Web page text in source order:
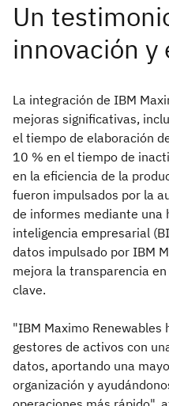
La integración de IBM
mejoras significativas,
el tiempo de elaboración
10 % en el tiempo de
en la eficiencia de la
fueron impulsados por la
de informes mediante una
inteligencia empresarial
datos impulsado por IBM
mejora la transparencia
clave.
"IBM Maximo Renewables
gestores de activos con
datos, aportando una
organización y